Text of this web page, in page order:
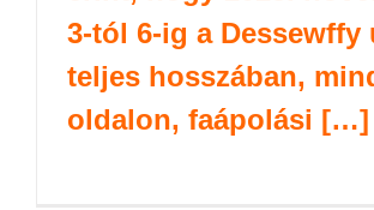
3-tól 6-ig a Dessewffy
teljes hosszában,
oldalon, faápolási […]